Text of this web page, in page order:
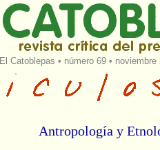
El Catoblepas • número 69• noviembre
Antropología y